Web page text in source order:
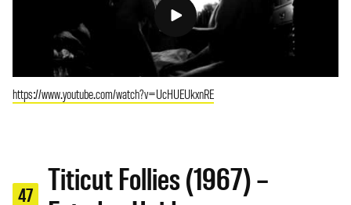
https://www.youtube.com/watch?v=UcHUEUkxnRE
47
Titicut Follies (1967) –